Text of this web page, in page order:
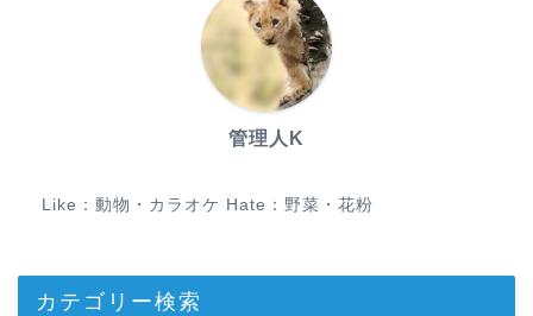
管理人K
Like：動物・カラオケ Hate：野菜・花粉
カテゴリー検索